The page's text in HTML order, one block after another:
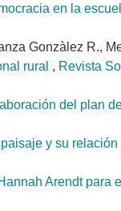
en la
Gonzàlez R.,
rural , Revista
del plan
y su relación
Arendt para